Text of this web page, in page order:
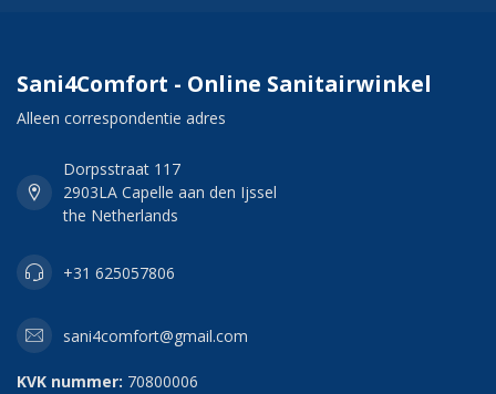
Sani4Comfort - Online Sanitairwinkel
Alleen correspondentie adres
Dorpsstraat 117
2903LA Capelle aan den Ijssel
the Netherlands
+31 625057806
sani4comfort@gmail.com
KVK nummer: 70800006